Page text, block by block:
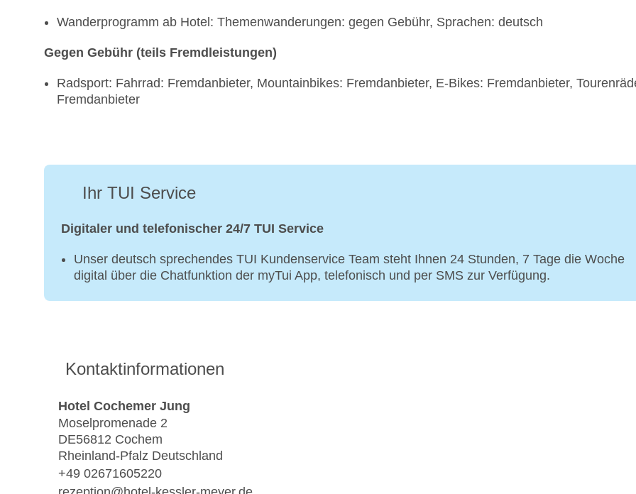
Wanderprogramm ab Hotel: Themenwanderungen: gegen Gebühr, Sprachen: deutsch
Gegen Gebühr (teils Fremdleistungen)
Radsport: Fahrrad: Fremdanbieter, Mountainbikes: Fremdanbieter, E-Bikes: Fremdanbieter,
Fremdanbieter
Ihr TUI Service
Digitaler und telefonischer 24/7 TUI Service
Unser deutsch sprechendes TUI Kundenservice Team steht Ihnen 24 Stunden, 7 Tage die Woche
digital über die Chatfunktion der myTui App, telefonisch und per SMS zur Verfügung.
Kontaktinformationen
Hotel Cochemer Jung
Moselpromenade 2
DE56812 Cochem
Rheinland-Pfalz Deutschland
+49 02671605220